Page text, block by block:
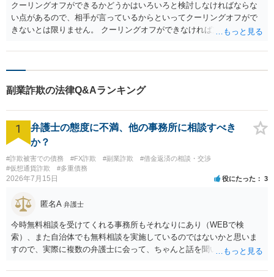
クーリングオフができるかどうかはいろいろと検討しなければならな
い点があるので、相手が言っているからといってクーリングオフがで
きないとは限りません。 クーリングオフができなければ支払い義務が
また、申し出るだけでなく、書面で行わなければいけませんのでご注
ます
副業詐欺の法律Q&Aランキング
1
弁護士の態度に不満、他の事務所に相談すべき
か？
#詐欺被害での債務 #FX詐欺 #副業詐欺
#借金返済の相談・交渉
#仮想通貨詐欺
#多重債務
2026年7月15日 役にたった 3
匿名A 弁護士
今時無料相談を受けてくれる事務所もそれなりにあり（WEBで検
索）、また自治体でも無料相談を実施しているのではないかと思いま
すので、実際に複数の弁護士に会って、ちゃんと話を聞いてくれる
はそもそも事案を把握できていないようですので、御相談の案件につ